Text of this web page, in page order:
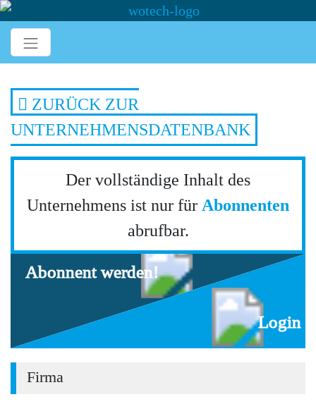
ZURÜCK ZUR
UNTERNEHMENSDATENBANK
Der vollständige Inhalt des
Unternehmens ist nur für Abonnenten
abrufbar.
Abonnent werden!
Login
Firma